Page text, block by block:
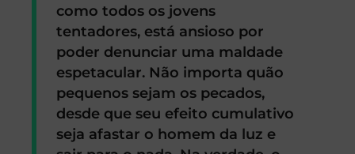
como todos os jovens
tentadores, está ansioso por
poder denunciar uma maldade
espetacular. Não importa quão
pequenos sejam os pecados,
desde que seu efeito cumulativo
seja afastar o homem da luz e